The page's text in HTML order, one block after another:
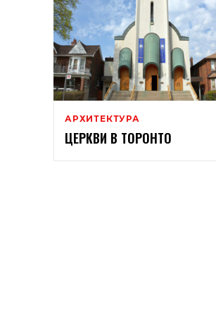
АРХИТЕКТУРА
ЦЕРКВИ В ТОРОНТО